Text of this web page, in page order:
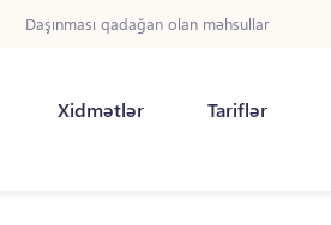
Daşınması qadağan olan məhsullar
Xidmətlər Tariflər